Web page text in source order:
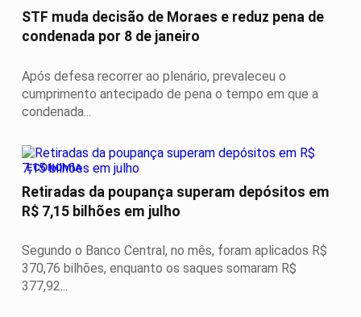
STF muda decisão de Moraes e reduz pena de
condenada por 8 de janeiro
Após defesa recorrer ao plenário, prevaleceu o
cumprimento antecipado de pena o tempo em que a
condenada...
ECONOMIA
Retiradas da poupança superam depósitos em
R$ 7,15 bilhões em julho
Segundo o Banco Central, no mês, foram aplicados R$
370,76 bilhões, enquanto os saques somaram R$
377,92...